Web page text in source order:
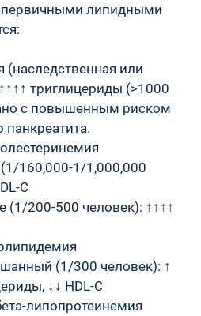
липидными
или
триглицериды (>1000
с повышенным риском
панкреатита.
160,000-1/1,000,000
C
(1/200-500 человек): ↑↑↑↑
(1/300 человек): ↑
↓↓ HDL-C
липопротеинемия